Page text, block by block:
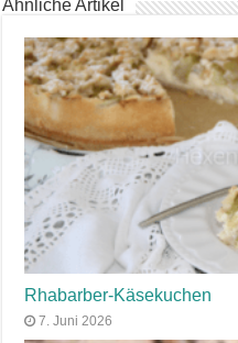
Ähnliche Artikel
Rhabarber-Käsekuchen
7. Juni 2026